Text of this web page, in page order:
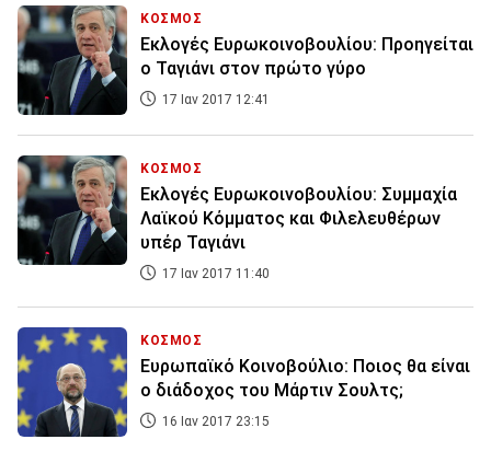
ΚΟΣΜΟΣ
Εκλογές Ευρωκοινοβουλίου: Προηγείται
ο Ταγιάνι στον πρώτο γύρο
17 Ιαν 2017 12:41
ΚΟΣΜΟΣ
Εκλογές Ευρωκοινοβουλίου: Συμμαχία
Λαϊκού Κόμματος και Φιλελευθέρων
υπέρ Ταγιάνι
17 Ιαν 2017 11:40
ΚΟΣΜΟΣ
Ευρωπαϊκό Κοινοβούλιο: Ποιος θα είναι
ο διάδοχος του Μάρτιν Σουλτς;
16 Ιαν 2017 23:15